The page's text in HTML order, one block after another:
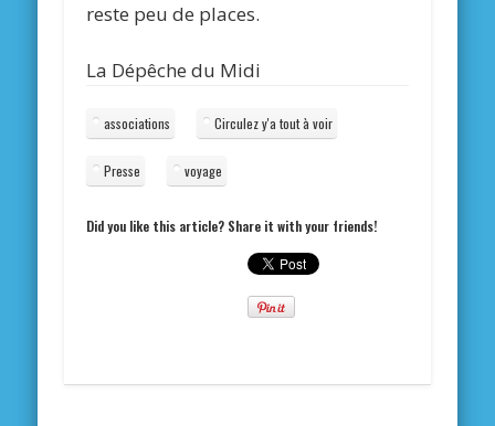
reste peu de places.
La Dépêche du Midi
associations Circulez y'a tout à voir
Presse voyage
Did you like this article? Share it with your friends!